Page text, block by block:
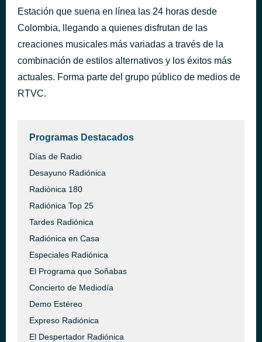
Estación que suena en línea las 24 horas desde
Colombia, llegando a quienes disfrutan de las
creaciones musicales más variadas a través de la
combinación de estilos alternativos y los éxitos más
actuales. Forma parte del grupo público de medios de
RTVC.
Programas Destacados
Días de Radio
Desayuno Radiónica
Radiónica 180
Radiónica Top 25
Tardes Radiónica
Radiónica en Casa
Especiales Radiónica
El Programa que Soñabas
Concierto de Mediodía
Demo Estéreo
Expreso Radiónica
El Despertador Radiónica